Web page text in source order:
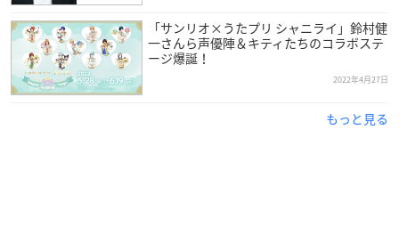
「サンリオ×うたプリ シャニライ」鈴村健
一さんら声優陣＆キティたちのコラボステ
ージ爆誕！
2022年4月27日
もっと見る